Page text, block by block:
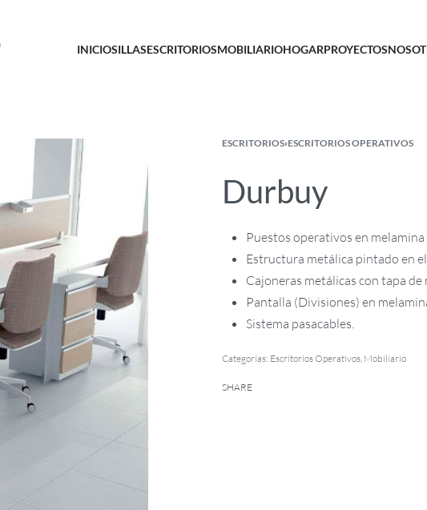
INICIOSILLASESCRITORIOSMOBILIARIOHOGARPROYECTOS
ESCRITORIOS›ESCRITORIOS OPERATIVOS
Durbuy
Puestos operativos en
Estructura metálica pintado en
Cajoneras metálicas con tapa de
Pantalla (Divisiones) en
Sistema pasacables.
Categorías: Escritorios Operativos, Mobiliario
SHARE